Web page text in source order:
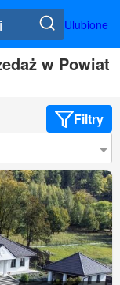
Ulubione
w Powiat
Filtry